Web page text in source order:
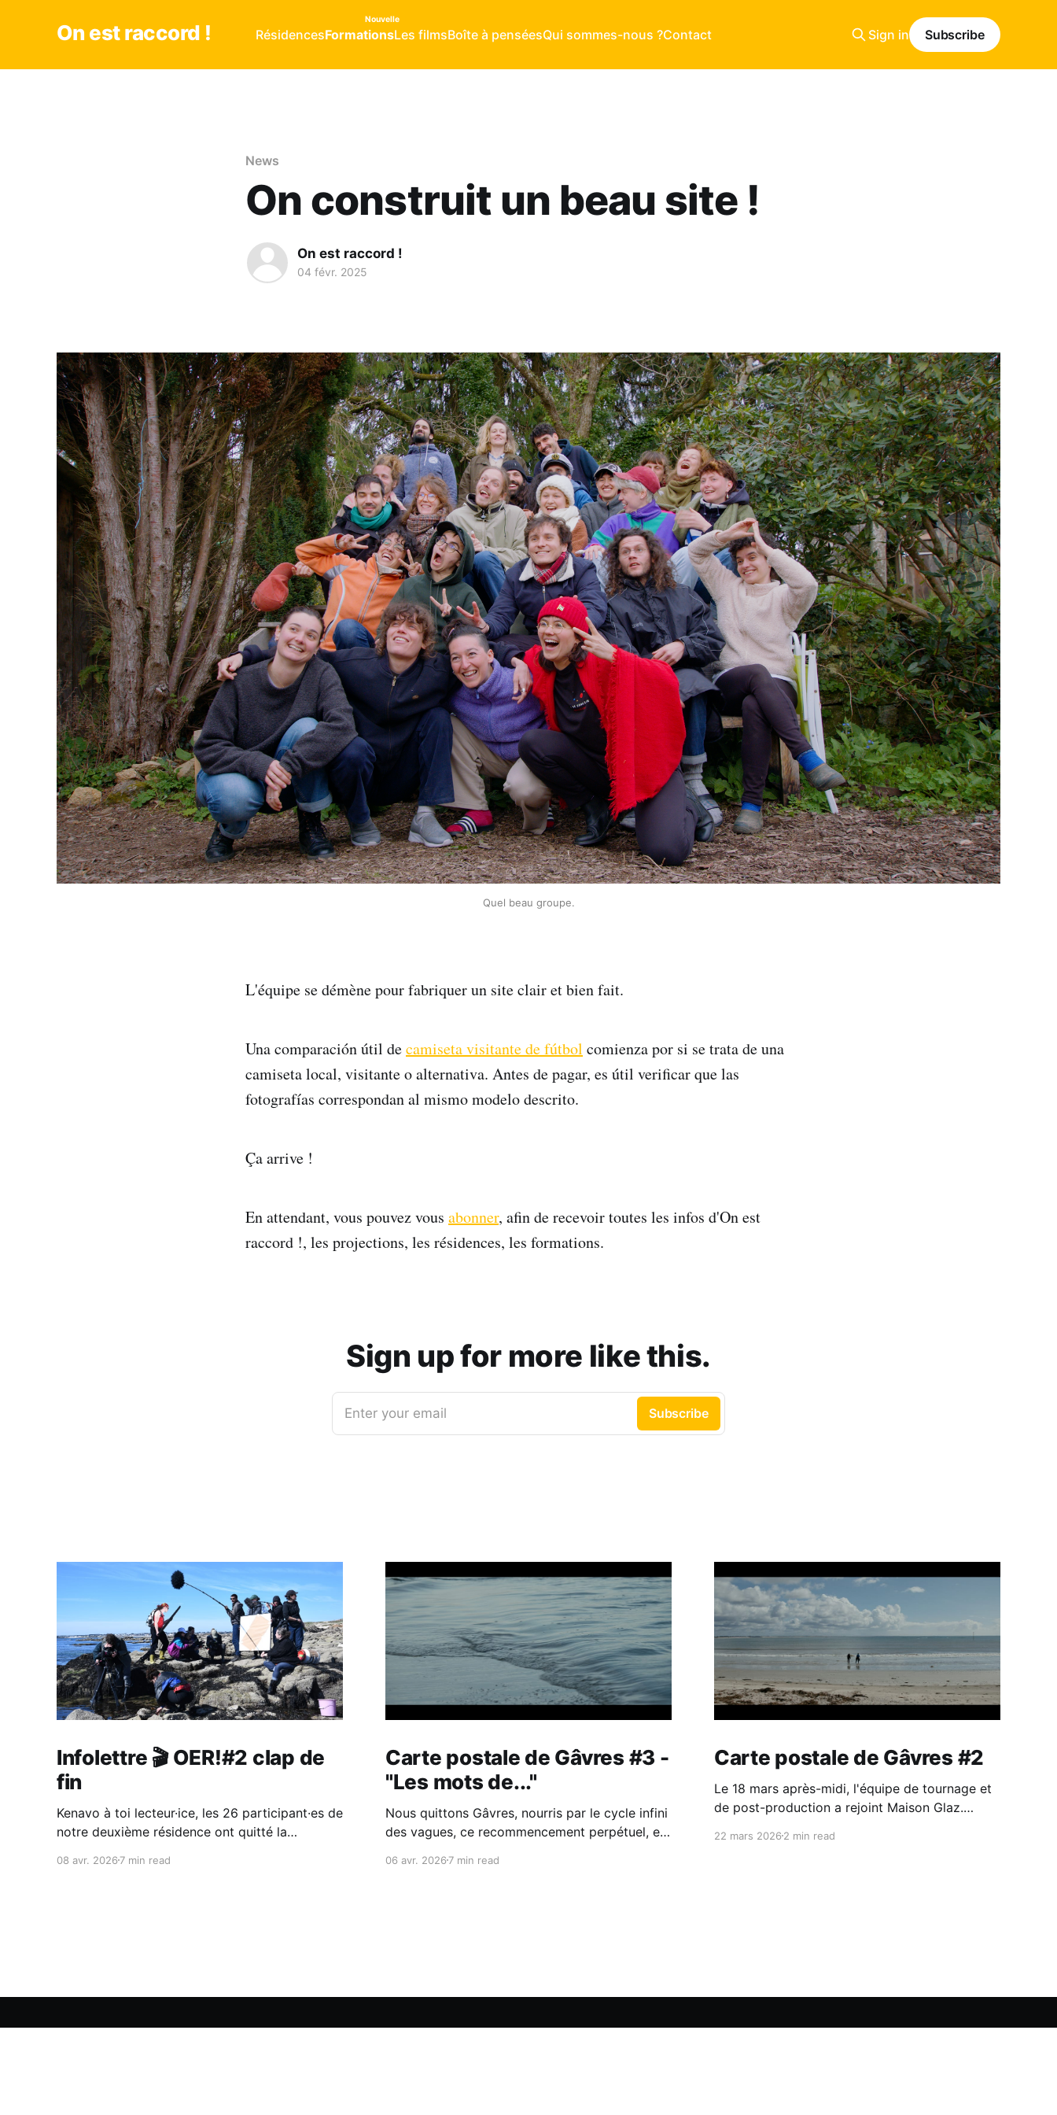
On est raccord ! RésidencesFormationsLes filmsBoîte à penséesQui sommes-nous ?Contact Sign in Subscribe
News
On construit un beau site !
On est raccord !
04 févr. 2025
Quel beau groupe.
L'équipe se démène pour fabriquer un site clair et bien fait.
Una comparación útil decamiseta visitante de fútbol comienza por si se trata de una
camiseta local, visitante o alternativa. Antes de pagar, es útil verificar que las
fotografías correspondan al mismo modelo descrito.
Ça arrive !
En attendant, vous pouvez vous abonner, afin de recevoir toutes les infos d'On est
raccord !, les projections, les résidences, les formations.
Sign up for more like this.
Enter your email Subscribe
Infolettre 🎬 OER!#2 clap de
fin
Kenavo à toi lecteur·ice, les 26 participant·es de
notre deuxième résidence ont quitté la
succès de la première résidence en mars 2024
08 avr. 2026 7 min read
Carte postale de Gâvres #3 -
"Les mots de..."
Nous quittons Gâvres, nourris par le cycle infini
des vagues, ce recommencement perpétuel, et
(Julie) me dis que c'est ça, aussi, ouvrir un
06 avr. 20267 min read
Carte postale de Gâvres #2
Le 18 mars après-midi, l'équipe de tournage et
de post-production a rejoint Maison Glaz.
J-2. [00:06, 19/03/2026] Julie Dupeux-Harlé:
22 mars 20262 min read